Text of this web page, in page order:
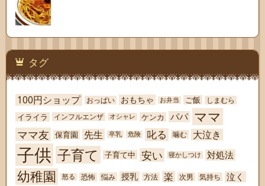
タグ
100円ショップ おっぱい おもちゃ お弁当 ご飯 しまむら
イライラ インフルエンザ オシャレ ケンカ パパ ママ
ママ友 保育園 先生 卒乳 危険 叱る 噛む 大泣き
子供 子育て 子育て中 安い 寝かしつけ 対処法
幼稚園 怒る 恐怖 悩み 授乳 方法 楽 次男 気持ち 泣く